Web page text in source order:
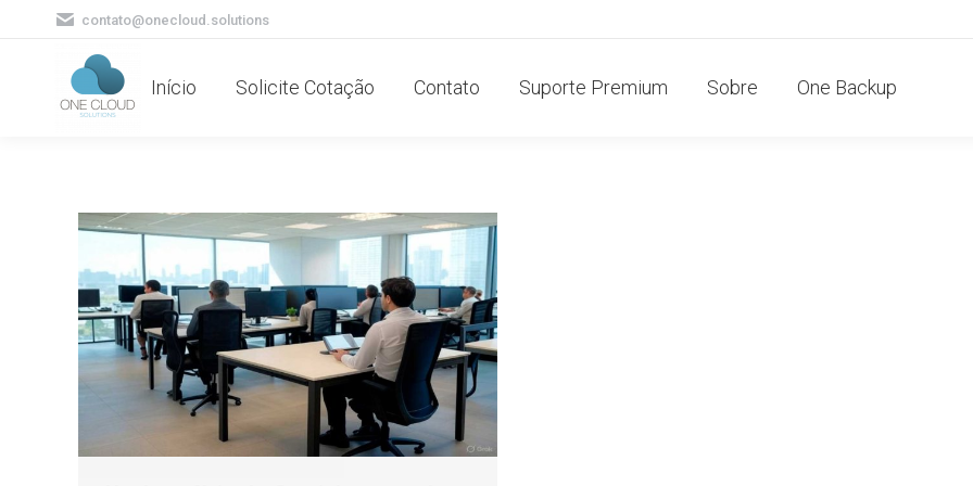
contato@onecloud.solutions
Início Solicite Cotação Contato Suporte Premium Sobre One Backup